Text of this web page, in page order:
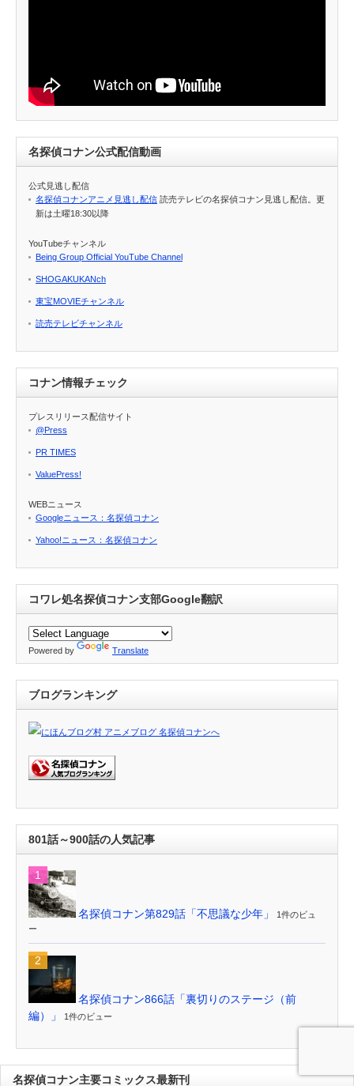
名探偵コナン公式配信動画
公式見逃し配信
名探偵コナンアニメ見逃し配信 読売テレビの名探偵コナン見逃し配信。更
新は土曜18:30以降
YouTubeチャンネル
Being Group Official YouTube Channel
SHOGAKUKANch
東宝MOVIEチャンネル
読売テレビチャンネル
コナン情報チェック
プレスリリース配信サイト
@Press
PR TIMES
ValuePress!
WEBニュース
Googleニュース：名探偵コナン
Yahoo!ニュース：名探偵コナン
コワレ処名探偵コナン支部Google翻訳
Powered by Translate
ブログランキング
801話～900話の人気記事
名探偵コナン第829話「不思議な少年」
1件のビュ
ー
名探偵コナン866話「裏切りのステージ（前
編）」
1件のビュー
名探偵コナン主要コミックス最新刊